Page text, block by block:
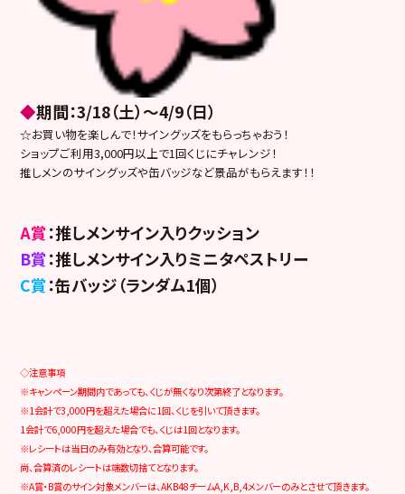
◆期間：3/18（土）～4/9（日）
☆お買い物を楽しんで！サイングッズをもらっちゃおう！
ショップご利用3,000円以上で1回くじにチャレンジ！
推しメンのサイングッズや缶バッジなど景品がもらえます！！
A賞 ：推しメンサイン入りクッション
B賞 ：推しメンサイン入りミニタペストリー
C賞 ：缶バッジ（ランダム1個）
◇注意事項
※キャンペーン期間内であっても、くじが無くなり次第終了となります。
※1会計で3,000円を超えた場合に1回、くじを引いて頂きます。
1会計で6,000円を超えた場合でも、くじは1回となります。
※レシートは当日のみ有効となり、合算可能です。
尚、合算済のレシートは端数切捨てとなります。
※A賞・B賞のサイン対象メンバーは、AKB48チームA,K,B,4メンバーのみとさせて頂きます。